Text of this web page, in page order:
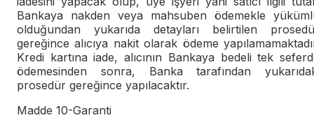
Bankaya nakden veya mahsuben ödemekle
olduğundan yukarıda detayları belirtilen
gereğince alıcıya nakit olarak ödeme
Kredi kartına iade, alıcının Bankaya bedeli tek
ödemesinden sonra, Banka tarafından
prosedür gereğince yapılacaktır.
Madde 10-Garanti